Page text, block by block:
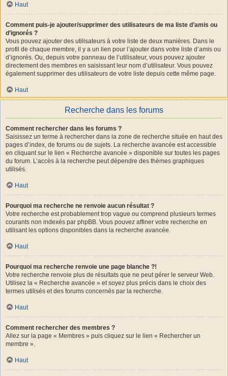
Haut
Comment puis-je ajouter/supprimer des utilisateurs de ma liste d’amis ou
d’ignorés ?
Vous pouvez ajouter des utilisateurs à votre liste de deux manières. Dans le
profil de chaque membre, il y a un lien pour l’ajouter dans votre liste d’amis ou
d’ignorés. Ou, depuis votre panneau de l’utilisateur, vous pouvez ajouter
directement des membres en saisissant leur nom d’utilisateur. Vous pouvez
également supprimer des utilisateurs de votre liste depuis cette même page.
Haut
Recherche dans les forums
Comment rechercher dans les forums ?
Saisissez un terme à rechercher dans la zone de recherche située en haut des
pages d’index, de forums ou de sujets. La recherche avancée est accessible
en cliquant sur le lien « Recherche avancée » disponible sur toutes les pages
du forum. L’accès à la recherche peut dépendre des thèmes graphiques
utilisés.
Haut
Pourquoi ma recherche ne renvoie aucun résultat ?
Votre recherche est probablement trop vague ou comprend plusieurs termes
courants non indexés par phpBB. Vous pouvez affiner votre recherche en
utilisant les options disponibles dans la recherche avancée.
Haut
Pourquoi ma recherche renvoie une page blanche ?!
Votre recherche renvoie plus de résultats que ne peut gérer le serveur Web.
Utilisez la « Recherche avancée » et soyez plus précis dans le choix des
termes utilisés et des forums concernés par la recherche.
Haut
Comment rechercher des membres ?
Allez sur la page « Membres » puis cliquez sur le lien « Rechercher un
membre ».
Haut